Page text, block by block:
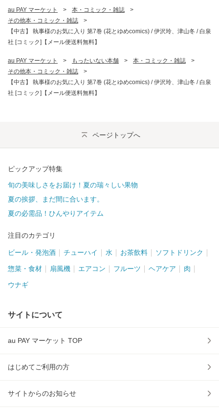
au PAY マーケット > 本・コミック・雑誌
>
その他本・コミック・雑誌
>
【中古】 執事様のお気に入り 第7巻 (花とゆめcomics) / 伊沢玲、津山冬 / 白泉
社 [コミック]【メール便送料無料】
au PAY マーケット > もったいない本舗 > 本・コミック・雑誌
>
その他本・コミック・雑誌
>
【中古】 執事様のお気に入り 第7巻 (花とゆめcomics) / 伊沢玲、津山冬 / 白泉
社 [コミック]【メール便送料無料】
ページトップへ
ピックアップ特集
旬の美味しさをお届け！夏の瑞々しい果物
夏の挨拶、まだ間に合います。
夏の必需品！ひんやりアイテム
注目のカテゴリ
ビール・発泡酒 チューハイ 水 お茶飲料 ソフトドリンク
惣菜・食材 扇風機 エアコン フルーツ ヘアケア 肉
ウナギ
サイトについて
au PAY マーケット TOP
はじめてご利用の方
サイトからのお知らせ